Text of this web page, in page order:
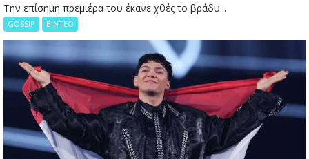
Την επίσημη πρεμιέρα του έκανε χθές το βράδυ...
GOSSIP ΒΙΝΤΕΟ